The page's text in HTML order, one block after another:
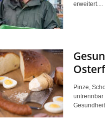
a
z
erweitert....
Pinze,
untrennbar